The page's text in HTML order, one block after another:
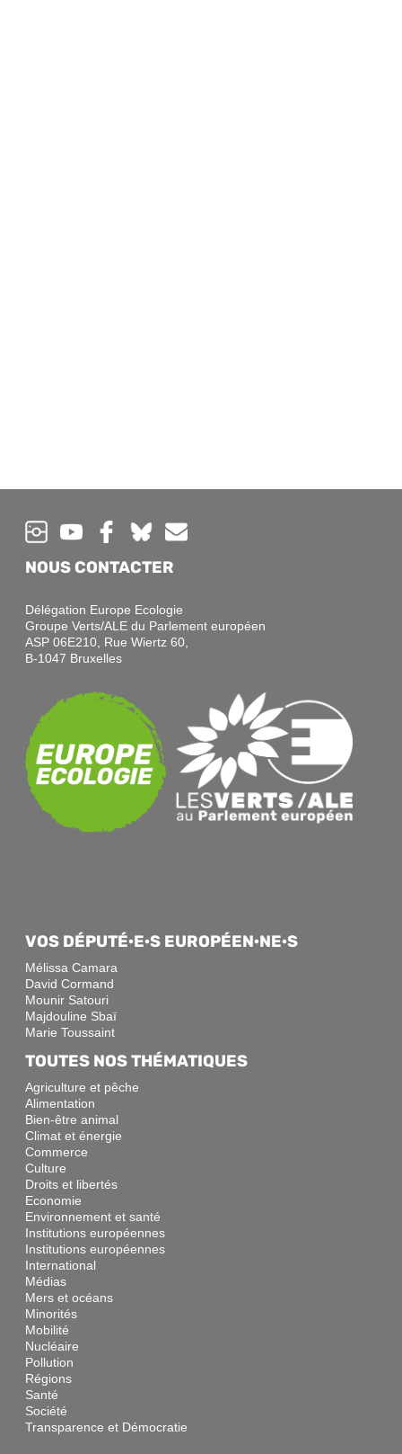
NOUS CONTACTER
Délégation Europe Ecologie
Groupe Verts/ALE du Parlement européen
ASP 06E210, Rue Wiertz 60,
B-1047 Bruxelles
VOS DÉPUTÉ·E·S EUROPÉEN·NE·S
Mélissa Camara
David Cormand
Mounir Satouri
Majdouline Sbaï
Marie Toussaint
TOUTES NOS THÉMATIQUES
Agriculture et pêche
Alimentation
Bien-être animal
Climat et énergie
Commerce
Culture
Droits et libertés
Economie
Environnement et santé
Institutions européennes
Institutions européennes
International
Médias
Mers et océans
Minorités
Mobilité
Nucléaire
Pollution
Régions
Santé
Société
Transparence et Démocratie